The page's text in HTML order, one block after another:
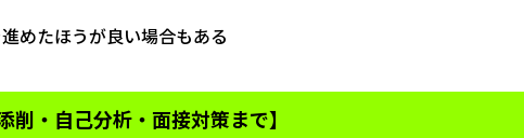
めたほうが良い場合もある
添削・自己分析・面接対策まで】